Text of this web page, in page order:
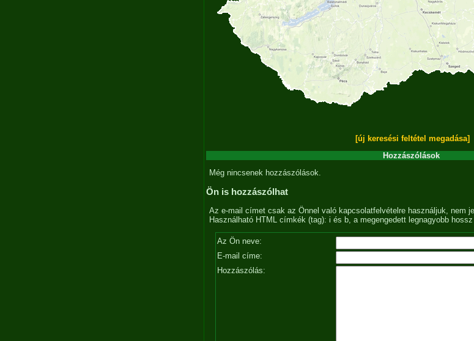
[új keresési feltétel megadása]
Hozzászólások
Még nincsenek hozzászólások.
Ön is hozzászólhat
Az e-mail címet csak az Önnel való kapcsolatfelvételre használjuk, nem
Használható HTML címkék (tag): i és b, a megengedett legnagyobb
Az Ön neve:
E-mail címe:
Hozzászólás: